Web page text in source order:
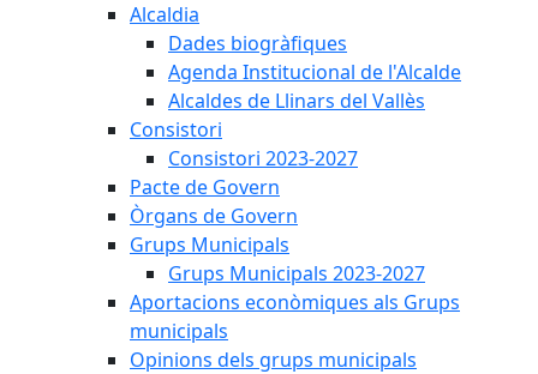
Alcaldia
Dades biogràfiques
Agenda Institucional de l'Alcalde
Alcaldes de Llinars del Vallès
Consistori
Consistori 2023-2027
Pacte de Govern
Òrgans de Govern
Grups Municipals
Grups Municipals 2023-2027
Aportacions econòmiques als Grups
municipals
Opinions dels grups municipals